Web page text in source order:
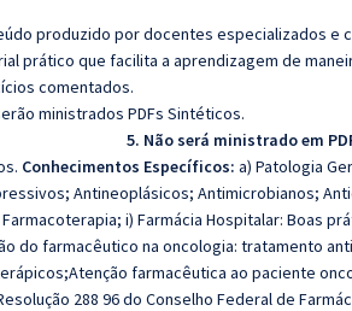
produzido por docentes especializados e
prático que facilita a aprendizagem de
comentados.
serão
5. Não será ministrado em
Conhecimentos Específicos: a) Patologia
Antineoplásicos; Antimicrobianos;
Farmacoterapia; i) Farmácia Hospitalar: Boas
do farmacêutico na oncologia: tratamento
farmacêutica ao paciente
288 96 do Conselho Federal de